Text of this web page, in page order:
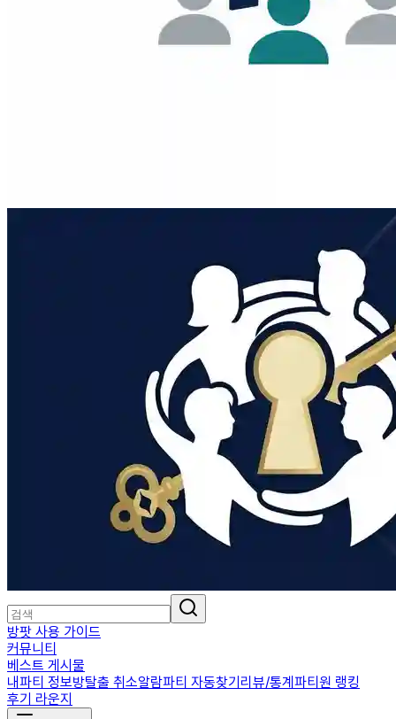
방팟 사용 가이드
커뮤니티
베스트 게시물
내파티 정보방탈출 취소알람파티 자동찾기리뷰/통계파티원 랭킹
후기 라운지